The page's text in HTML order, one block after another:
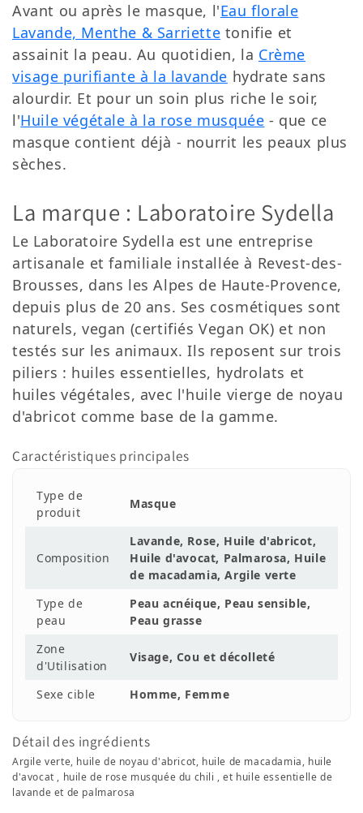
Avant ou après le masque, l'Eau florale
Lavande, Menthe & Sarriette tonifie et
assainit la peau. Au quotidien, la Crème
visage purifiante à la lavande hydrate sans
alourdir. Et pour un soin plus riche le soir,
l'Huile végétale à la rose musquée - que ce
masque contient déjà - nourrit les peaux plus
sèches.
La marque : Laboratoire Sydella
Le Laboratoire Sydella est une entreprise
artisanale et familiale installée à Revest-des-
Brousses, dans les Alpes de Haute-Provence,
depuis plus de 20 ans. Ses cosmétiques sont
naturels, vegan (certifiés Vegan OK) et non
testés sur les animaux. Ils reposent sur trois
piliers : huiles essentielles, hydrolats et
huiles végétales, avec l'huile vierge de noyau
d'abricot comme base de la gamme.
Caractéristiques principales
Type de
produit
Masque
Composition
Lavande, Rose, Huile d'abricot,
Huile d'avocat, Palmarosa, Huile
de macadamia, Argile verte
Type de
peau
Peau acnéique, Peau sensible,
Peau grasse
Zone
d'Utilisation
Visage, Cou et décolleté
Sexe cible Homme, Femme
Détail des ingrédients
Argile verte, huile de noyau d'abricot, huile de macadamia, huile
d'avocat , huile de rose musquée du chili , et huile essentielle de
lavande et de palmarosa